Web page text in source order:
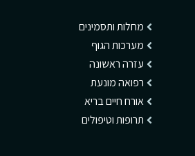
מחלות ותסמינים
מערכות הגוף
עזרה ראשונה
רפואה מונעת
אורח חיים בריא
תרופות וטיפולים